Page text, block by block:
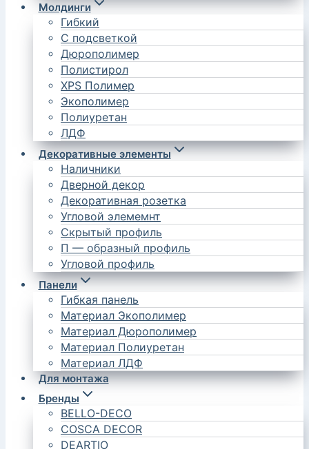
Молдинги
Гибкий
С подсветкой
Дюрополимер
Полистирол
XPS Полимер
Экополимер
Полиуретан
ЛДФ
Декоративные элементы
Наличники
Дверной декор
Декоративная розетка
Угловой элемемнт
Скрытый профиль
П — образный профиль
Угловой профиль
Панели
Гибкая панель
Материал Экополимер
Материал Дюрополимер
Материал Полиуретан
Материал ЛДФ
Для монтажа
Бренды
BELLO-DECO
COSCA DECOR
DEARTIO